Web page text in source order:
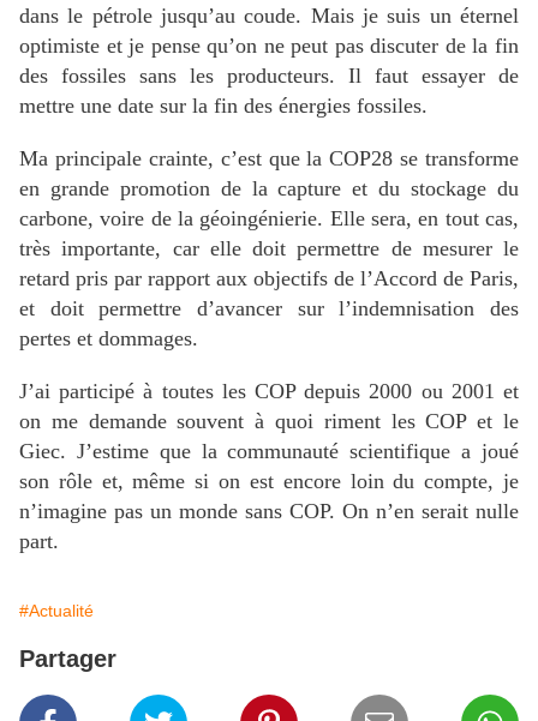
dans le pétrole jusqu’au coude. Mais je suis un éternel
optimiste et je pense qu’on ne peut pas discuter de la fin
des fossiles sans les producteurs. Il faut essayer de
mettre une date sur la fin des énergies fossiles.
Ma principale crainte, c’est que laCOP28 se transforme
en grande promotion de la capture et du stockage du
carbone, voire de la géoingénierie. Elle sera, en tout cas,
très importante, car elle doit permettre de mesurer le
retard pris par rapport aux objectifs de l’Accord de Paris,
et doit permettre d’avancer sur l’indemnisation des
pertes et dommages.
J’ai participé à toutes les COPdepuis 2000 ou 2001 et
on me demande souvent à quoi riment lesCOPet le
Giec. J’estime que la communauté scientifique a joué
son rôle et, même si on est encore loin du compte, je
n’imagine pas un monde sans COP. On n’en serait nulle
part.
#Actualité
Partager